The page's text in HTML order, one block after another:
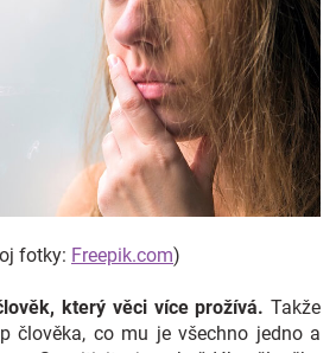
fotky: Freepik.com)
který věci více prožívá. Takže
člověka, co mu je všechno jedno a